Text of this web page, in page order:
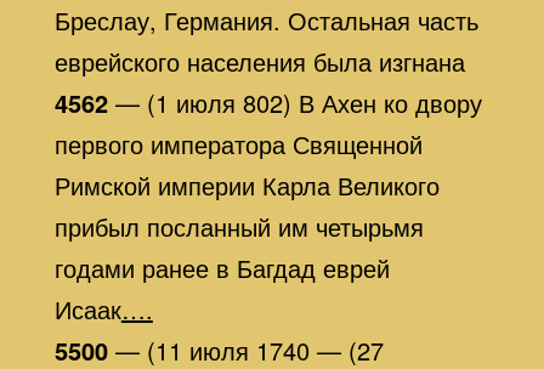
Бреслау, Германия. Остальная часть
еврейского населения была изгнана
4562— (1 июля 802) В Ахен ко двору
первого императора Священной
Римской империи Карла Великого
прибыл посланный им четырьмя
годами ранее в Багдад еврей
Исаак….
5500— (11 июля 1740 — (27